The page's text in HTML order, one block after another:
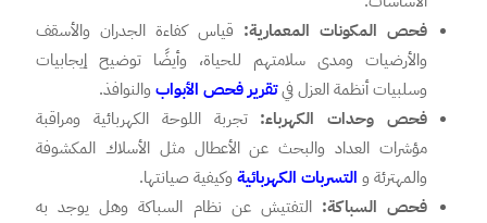
فحص المكونات المعمارية: قياس كفاءة الجدران والأسقف
والأرضيات ومدى سلامتهم للحياة، وأيضًا توضيح إيجابيات
وسلبيات أنظمة العزل فيتقرير فحص الأبواب والنوافذ.
فحص وحدات الكهرباء: تجربة اللوحة الكهربائية ومراقبة
مؤشرات العداد والبحث عن الأعطال مثل الأسلاك المكشوفة
والمهترئة و التسربات الكهربائية وكيفية صيانتها.
فحص السباكة:التفتيش عن نظام السباكة وهل يوجد به